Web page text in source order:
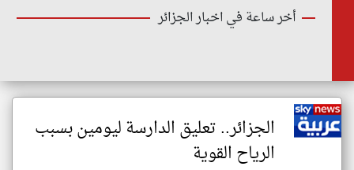
أخر ساعة في اخبار الجزائر
الجزائر.. تعليق الدارسة ليومين بسبب
الرياح القوية